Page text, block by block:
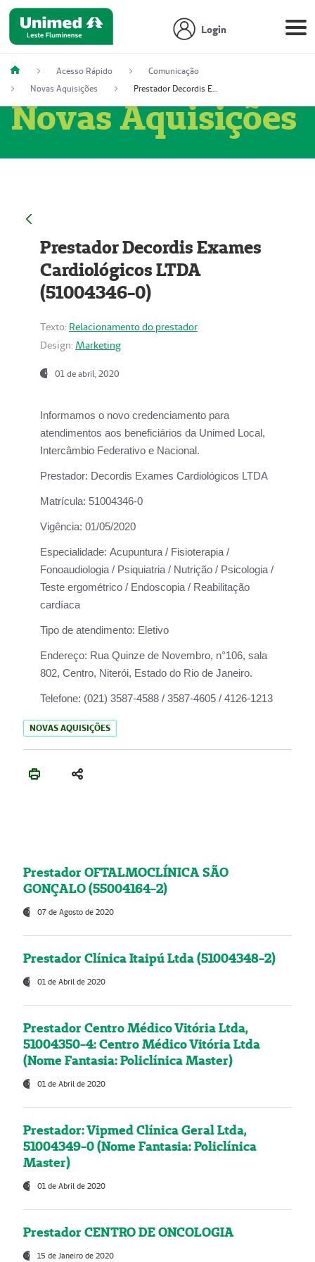
Login
Acesso Rápido
Comunicação
Novas Aquisições
Prestador Decordis Exames Cardiológicos LTDA (51004346-0)
Novas Aquisições
Prestador Decordis Exames
Cardiológicos LTDA
(51004346-0)
Texto: Relacionamento do prestador
Design: Marketing
01 de abril, 2020
Informamos o novo credenciamento para
atendimentos aos beneficiários da Unimed Local,
Intercâmbio Federativo e Nacional.
Prestador: Decordis Exames Cardiológicos LTDA
Matrícula: 51004346-0
Vigência: 01/05/2020
Especialidade: Acupuntura / Fisioterapia /
Fonoaudiologia / Psiquiatria / Nutrição / Psicologia /
Teste ergométrico / Endoscopia / Reabilitação
cardíaca
Tipo de atendimento: Eletivo
Endereço: Rua Quinze de Novembro, n°106, sala
802, Centro, Niterói, Estado do Rio de Janeiro.
Telefone: (021) 3587-4588 / 3587-4605 / 4126-1213
NOVAS AQUISIÇÕES
Prestador OFTALMOCLÍNICA SÃO
GONÇALO (55004164-2)
07 de Agosto de 2020
Prestador Clínica Itaipú Ltda (51004348-2)
01 de Abril de 2020
Prestador Centro Médico Vitória Ltda,
51004350-4: Centro Médico Vitória Ltda
(Nome Fantasia: Policlínica Master)
01 de Abril de 2020
Prestador: Vipmed Clínica Geral Ltda,
51004349-0 (Nome Fantasia: Policlínica
Master)
01 de Abril de 2020
Prestador CENTRO DE ONCOLOGIA
15 de Janeiro de 2020